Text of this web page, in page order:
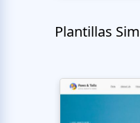
Plantillas